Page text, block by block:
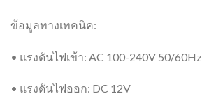
ข้อมูลทางเทคนิค:
• แรงดันไฟเข้า: AC 100-240V 50/60Hz
• แรงดันไฟออก: DC 12V